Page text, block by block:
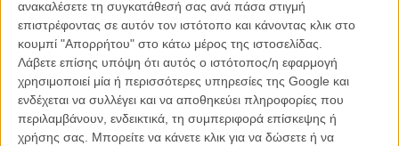
ανακαλέσετε τη συγκατάθεσή σας ανά πάσα στιγμή
επιστρέφοντας σε αυτόν τον ιστότοπο και κάνοντας κλικ στο
κουμπί "Απορρήτου" στο κάτω μέρος της ιστοσελίδας.
Λάβετε επίσης υπόψη ότι αυτός ο ιστότοπος/η εφαρμογή
χρησιμοποιεί μία ή περισσότερες υπηρεσίες της Google και
ενδέχεται να συλλέγει και να αποθηκεύει πληροφορίες που
περιλαμβάνουν, ενδεικτικά, τη συμπεριφορά επίσκεψης ή
χρήσης σας. Μπορείτε να κάνετε κλικ για να δώσετε ή να